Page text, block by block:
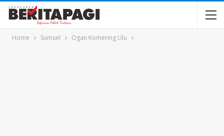
Home Sumsel Ogan Komering Ulu